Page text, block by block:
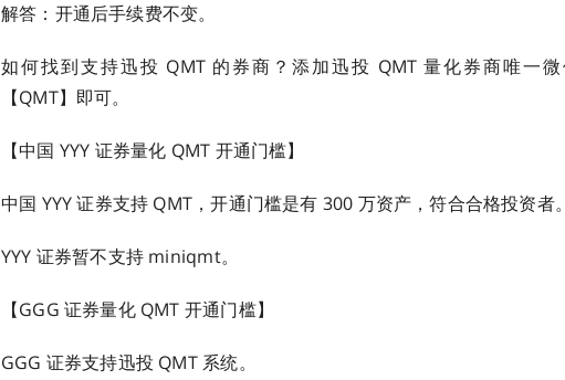
解答：开通后手续费不变。
如何找到支持迅投 QMT 的券商？添加迅投 QMT 量化券商唯一
【QMT】即可。
【中国 YYY 证券量化 QMT 开通门槛】
中国 YYY 证券支持 QMT，开通门槛是有 300 万资产，符合合格投资者。
YYY 证券暂不支持 miniqmt。
【GGG 证券量化 QMT 开通门槛】
GGG 证券支持迅投 QMT 系统。